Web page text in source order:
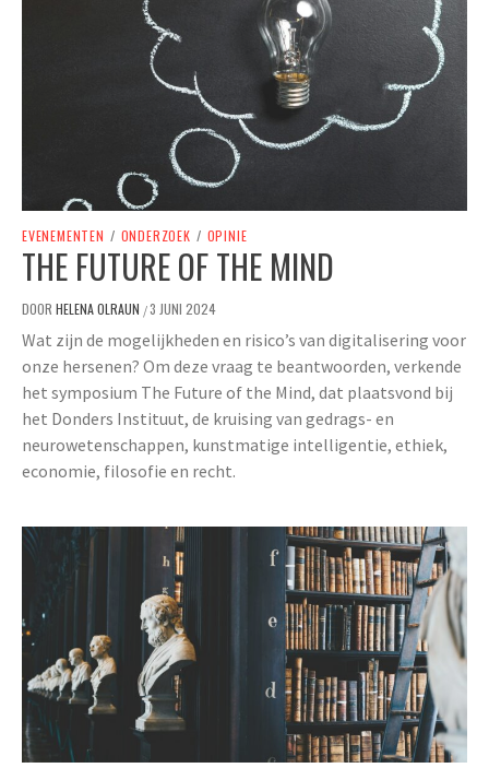
EVENEMENTEN / ONDERZOEK / OPINIE
THE FUTURE OF THE MIND
DOOR HELENA OLRAUN /3 JUNI 2024
Wat zijn de mogelijkheden en risico’s van digitalisering voor
onze hersenen? Om deze vraag te beantwoorden, verkende
het symposium The Future of the Mind, dat plaatsvond bij
het Donders Instituut, de kruising van gedrags- en
neurowetenschappen, kunstmatige intelligentie, ethiek,
economie, filosofie en recht.